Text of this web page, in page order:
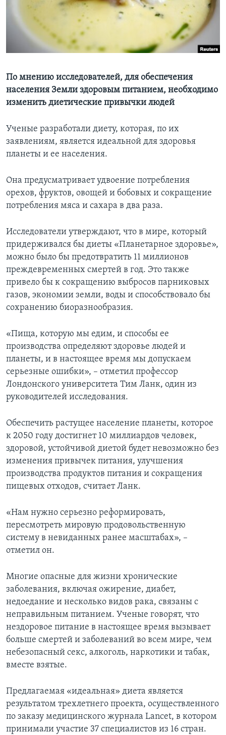
Learning English
СОЦИАЛЬНЫЕ СЕТИ
Языки
По мнению исследователей, для обеспечения
населения Земли здоровым питанием, необходимо
изменить диетические привычки людей
Ученые разработали диету, которая, по их
заявлениям, является идеальной для здоровья
планеты и ее населения.
Она предусматривает удвоение потребления
орехов, фруктов, овощей и бобовых и сокращение
потребления мяса и сахара в два раза.
Исследователи утверждают, что в мире, который
придерживался бы диеты «Планетарное здоровье»,
можно было бы предотвратить 11 миллионов
преждевременных смертей в год. Это также
привело бы к сокращению выбросов парниковых
газов, экономии земли, воды и способствовало бы
сохранению биоразнообразия.
«Пища, которую мы едим, и способы ее
производства определяют здоровье людей и
планеты, и в настоящее время мы допускаем
серьезные ошибки», – отметил профессор
Лондонского университета Тим Ланк, один из
руководителей исследования.
Обеспечить растущее население планеты, которое
к 2050 году достигнет 10 миллиардов человек,
здоровой, устойчивой диетой будет невозможно без
изменения привычек питания, улучшения
производства продуктов питания и сокращения
пищевых отходов, считает Ланк.
«Нам нужно серьезно реформировать,
пересмотреть мировую продовольственную
систему в невиданных ранее масштабах», –
отметил он.
Многие опасные для жизни хронические
заболевания, включая ожирение, диабет,
недоедание и несколько видов рака, связаны с
неправильным питанием. Ученые говорят, что
нездоровое питание в настоящее время вызывает
больше смертей и заболеваний во всем мире, чем
небезопасный секс, алкоголь, наркотики и табак,
вместе взятые.
Предлагаемая «идеальная» диета является
результатом трехлетнего проекта, осуществленного
по заказу медицинского журнала Lancet, в котором
принимали участие 37 специалистов из 16 стран.